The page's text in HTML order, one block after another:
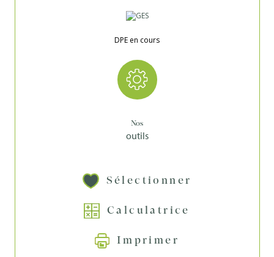
DPE en cours
Nos
outils
Sélectionner
Calculatrice
Imprimer